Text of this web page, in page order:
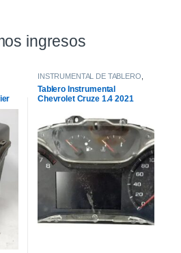
ingresos
INSTRUMENTAL DE TABLERO
Tablero Instrumental
Chevrolet Cruze 1.4 2021